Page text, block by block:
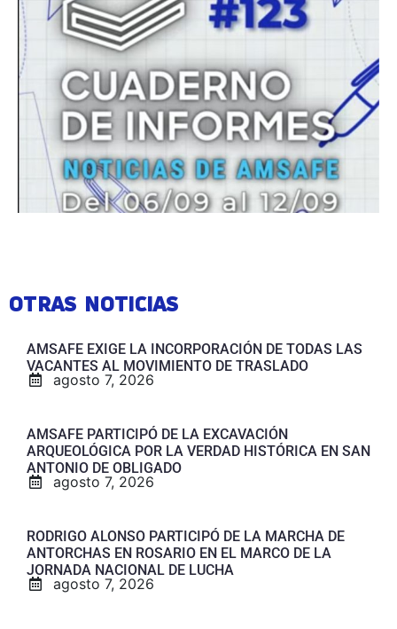
OTRAS NOTICIAS
AMSAFE EXIGE LA INCORPORACIÓN DE TODAS LAS
VACANTES AL MOVIMIENTO DE TRASLADO
agosto 7, 2026
AMSAFE PARTICIPÓ DE LA EXCAVACIÓN
ARQUEOLÓGICA POR LA VERDAD HISTÓRICA EN SAN
ANTONIO DE OBLIGADO
agosto 7, 2026
RODRIGO ALONSO PARTICIPÓ DE LA MARCHA DE
ANTORCHAS EN ROSARIO EN EL MARCO DE LA
JORNADA NACIONAL DE LUCHA
agosto 7, 2026